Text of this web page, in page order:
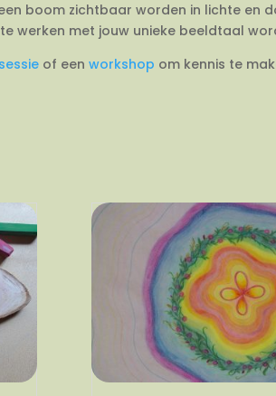
boom zichtbaar worden in lichte en
te werken met jouw unieke beeldtaal
of eenworkshop om kennis te